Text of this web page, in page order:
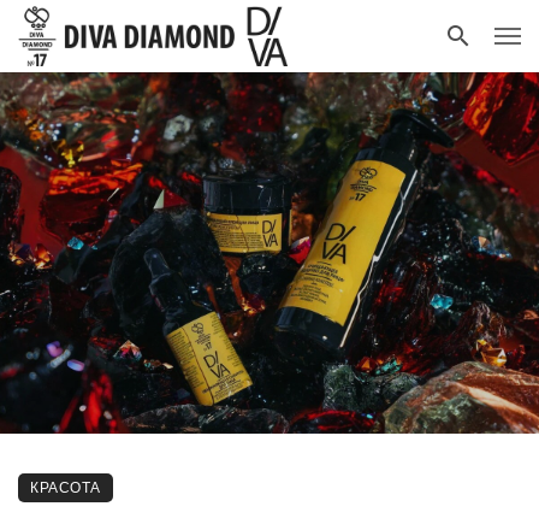
КРАСОТА